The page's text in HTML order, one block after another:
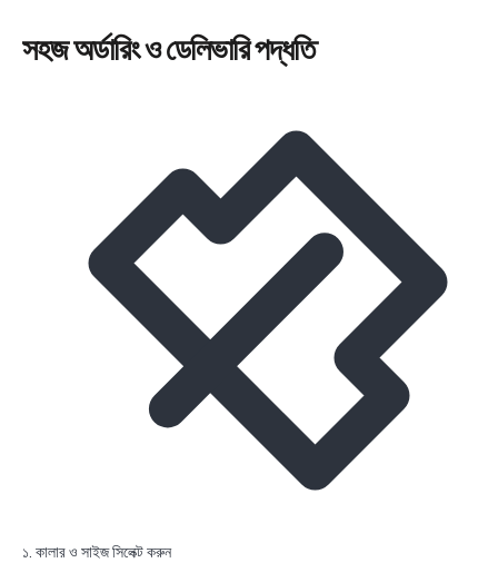
সহজঅর্ডারিংও ডেলিভারি পদ্ধতি
১. কালার ও সাইজ সিলেক্ট করুন